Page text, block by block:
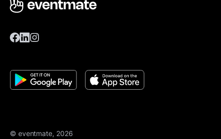
© eventmate, 2026